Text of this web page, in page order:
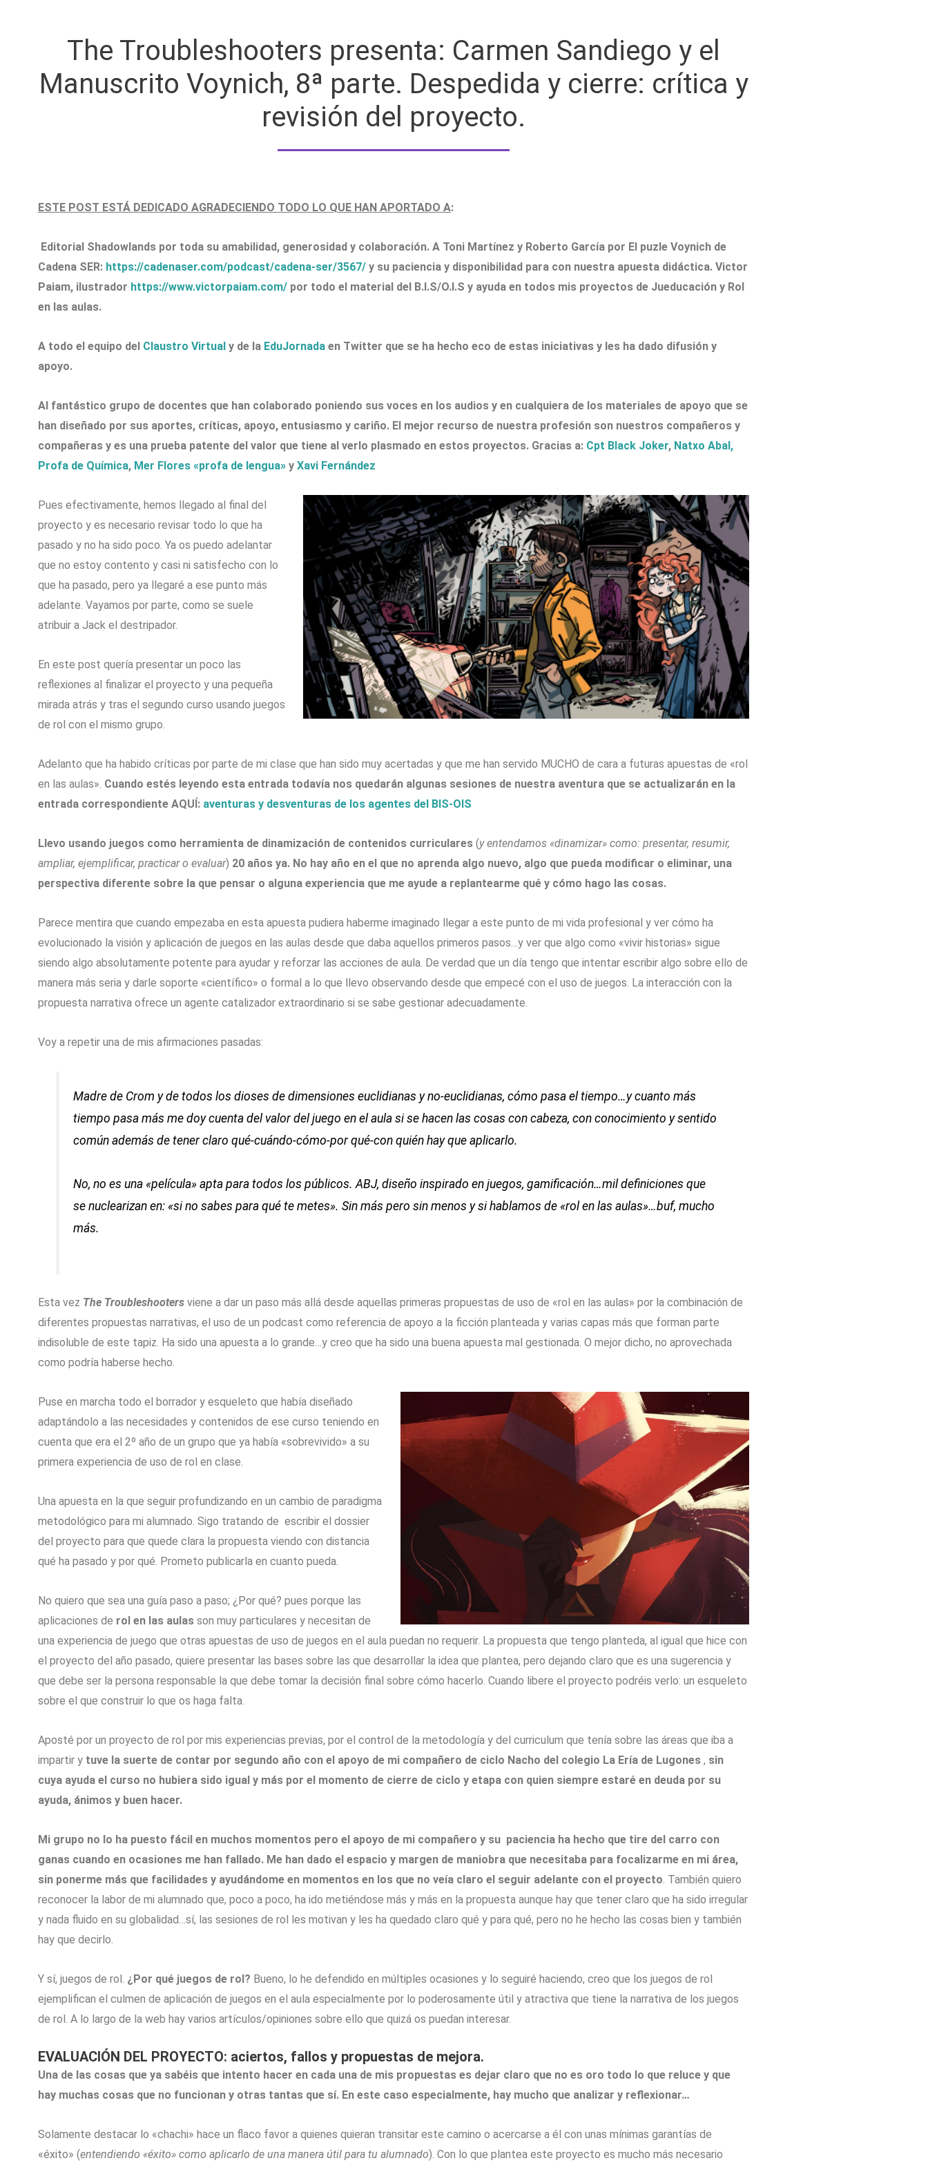
The Troubleshooters presenta: Carmen Sandiego y el
Manuscrito Voynich, 8ª parte. Despedida y cierre: crítica y
revisión del proyecto.
ESTE POST ESTÁ DEDICADO AGRADECIENDO TODO LO QUE HAN APORTADO A:
Editorial Shadowlands por toda su amabilidad, generosidad y colaboración. A Toni Martínez y Roberto García por El puzle Voynich de
Cadena SER: https://cadenaser.com/podcast/cadena-ser/3567/y su paciencia y disponibilidad para con nuestra apuesta didáctica. Victor
Paiam, ilustrador https://www.victorpaiam.com/por todo el material del B.I.S/O.I.S y ayuda en todos mis proyectos de Jueducación y Rol
en las aulas.
A todo el equipo del Claustro Virtualy de la EduJornadaen Twitter que se ha hecho eco de estas iniciativas y les ha dado difusión y
apoyo.
Al fantástico grupo de docentes que han colaborado poniendo sus voces en los audios y en cualquiera de los materiales de apoyo que se
han diseñado por sus aportes, críticas, apoyo, entusiasmo y cariño. El mejor recurso de nuestra profesión son nuestros compañeros y
compañeras y es una prueba patente del valor que tiene al verlo plasmado en estos proyectos. Gracias a: Cpt Black Joker, Natxo Abal,
Profa de Química, Mer Flores «profa de lengua»y Xavi Fernández
Pues efectivamente, hemos llegado al final del
proyecto y es necesario revisar todo lo que ha
pasado y no ha sido poco. Ya os puedo adelantar
que no estoy contento y casi ni satisfecho con lo
que ha pasado, pero ya llegaré a ese punto más
adelante. Vayamos por parte, como se suele
atribuir a Jack el destripador.
En este post quería presentar un poco las
reflexiones al finalizar el proyecto y una pequeña
mirada atrás y tras el segundo curso usando juegos
de rol con el mismo grupo.
Adelanto que ha habido críticas por parte de mi clase que han sido muy acertadas y que me han servido MUCHO de cara a futuras apuestas de «rol
en las aulas». Cuando estés leyendo esta entrada todavía nos quedarán algunas sesiones de nuestra aventura que se actualizarán en la
entrada correspondiente AQUÍ: aventuras y desventuras de los agentes del BIS-OIS
Llevo usando juegos como herramienta de dinamización de contenidos curriculares(y entendamos «dinamizar» como: presentar, resumir,
ampliar, ejemplificar, practicar o evaluar) 20 años ya. No hay año en el que no aprenda algo nuevo, algo que pueda modificar o eliminar, una
perspectiva diferente sobre la que pensar o alguna experiencia que me ayude a replantearme qué y cómo hago las cosas.
Parece mentira que cuando empezaba en esta apuesta pudiera haberme imaginado llegar a este punto de mi vida profesional y ver cómo ha
evolucionado la visión y aplicación de juegos en las aulas desde que daba aquellos primeros pasos…y ver que algo como «vivir historias» sigue
siendo algo absolutamente potente para ayudar y reforzar las acciones de aula. De verdad que un día tengo que intentar escribir algo sobre ello de
manera más seria y darle soporte «científico» o formal a lo que llevo observando desde que empecé con el uso de juegos. La interacción con la
propuesta narrativa ofrece un agente catalizador extraordinario si se sabe gestionar adecuadamente.
Voy a repetir una de mis afirmaciones pasadas:
Madre de Crom y de todos los dioses de dimensiones euclidianas y no-euclidianas, cómo pasa el tiempo…y cuanto más
tiempo pasa más me doy cuenta del valor del juego en el aula si se hacen las cosas con cabeza, con conocimiento y sentido
común además de tener claro qué-cuándo-cómo-por qué-con quién hay que aplicarlo.
No, no es una «película» apta para todos los públicos. ABJ, diseño inspirado en juegos, gamificación…mil definiciones que
se nuclearizan en: «si no sabes para qué te metes». Sin más pero sin menos y si hablamos de «rol en las aulas»…buf, mucho
más.
Esta vez The Troubleshootersviene a dar un paso más allá desde aquellas primeras propuestas de uso de «rol en las aulas» por la combinación de
diferentes propuestas narrativas, el uso de un podcast como referencia de apoyo a la ficción planteada y varias capas más que forman parte
indisoluble de este tapiz. Ha sido una apuesta a lo grande…y creo que ha sido una buena apuesta mal gestionada. O mejor dicho, no aprovechada
como podría haberse hecho.
Puse en marcha todo el borrador y esqueleto que había diseñado
adaptándolo a las necesidades y contenidos de ese curso teniendo en
cuenta que era el 2º año de un grupo que ya había «sobrevivido» a su
primera experiencia de uso de rol en clase.
Una apuesta en la que seguir profundizando en un cambio de paradigma
metodológico para mi alumnado. Sigo tratando de escribir el dossier
del proyecto para que quede clara la propuesta viendo con distancia
qué ha pasado y por qué. Prometo publicarla en cuanto pueda.
No quiero que sea una guía paso a paso; ¿Por qué? pues porque las
aplicaciones de rol en las aulasson muy particulares y necesitan de
una experiencia de juego que otras apuestas de uso de juegos en el aula puedan no requerir. La propuesta que tengo planteda, al igual que hice con
el proyecto del año pasado, quiere presentar las bases sobre las que desarrollar la idea que plantea, pero dejando claro que es una sugerencia y
que debe ser la persona responsable la que debe tomar la decisión final sobre cómo hacerlo. Cuando libere el proyecto podréis verlo: un esqueleto
sobre el que construir lo que os haga falta.
Aposté por un proyecto de rol por mis experiencias previas, por el control de la metodología y del curriculum que tenía sobre las áreas que iba a
impartir y tuve la suerte de contar por segundo año con el apoyo de mi compañero de ciclo Nacho del colegio La Ería de Lugones , sin
cuya ayuda el curso no hubiera sido igual y más por el momento de cierre de ciclo y etapa con quien siempre estaré en deuda por su
ayuda, ánimos y buen hacer.
Mi grupo no lo ha puesto fácil en muchos momentos pero el apoyo de mi compañero y su paciencia ha hecho que tire del carro con
ganas cuando en ocasiones me han fallado. Me han dado el espacio y margen de maniobra que necesitaba para focalizarme en mi área,
sin ponerme más que facilidades y ayudándome en momentos en los que no veía claro el seguir adelante con el proyecto. También quiero
reconocer la labor de mi alumnado que, poco a poco, ha ido metiéndose más y más en la propuesta aunque hay que tener claro que ha sido irregular
y nada fluido en su globalidad…sí, las sesiones de rol les motivan y les ha quedado claro qué y para qué, pero no he hecho las cosas bien y también
hay que decirlo.
Y sí, juegos de rol. ¿Por qué juegos de rol? Bueno, lo he defendido en múltiples ocasiones y lo seguiré haciendo, creo que los juegos de rol
ejemplifican el culmen de aplicación de juegos en el aula especialmente por lo poderosamente útil y atractiva que tiene la narrativa de los juegos
de rol. A lo largo de la web hay varios artículos/opiniones sobre ello que quizá os puedan interesar.
EVALUACIÓN DEL PROYECTO: aciertos, fallos y propuestas de mejora.
Una de las cosas que ya sabéis que intento hacer en cada una de mis propuestas es dejar claro que no es oro todo lo que reluce y que
hay muchas cosas que no funcionan y otras tantas que sí. En este caso especialmente, hay mucho que analizar y reflexionar…
Solamente destacar lo «chachi» hace un flaco favor a quienes quieran transitar este camino o acercarse a él con unas mínimas garantías de
«éxito» (entendiendo «éxito» como aplicarlo de una manera útil para tu alumnado). Con lo que plantea este proyecto es mucho más necesario